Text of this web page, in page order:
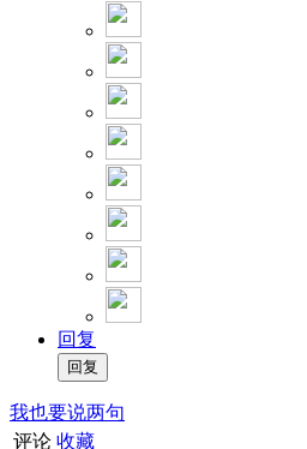
回复
我也要说两句
评论 收藏